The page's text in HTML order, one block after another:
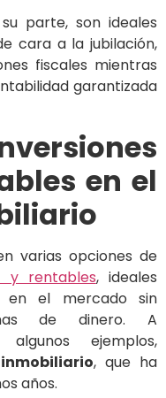
parte, son ideales
cara a la jubilación,
fiscales mientras
garantizada
en el
varias opciones de
y rentables, ideales
en el mercado sin
de dinero. A
ejemplos,
, que ha
años.